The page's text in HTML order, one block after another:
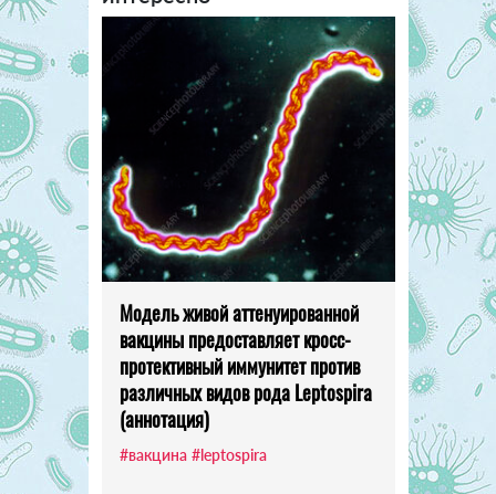
Модель живой аттенуированной
вакцины предоставляет кросс-
протективный иммунитет против
различных видов рода Leptospira
(аннотация)
#вакцина #leptospira